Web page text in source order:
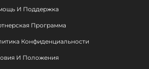
И Поддержка
Программа
Конфиденциальности
И Положения